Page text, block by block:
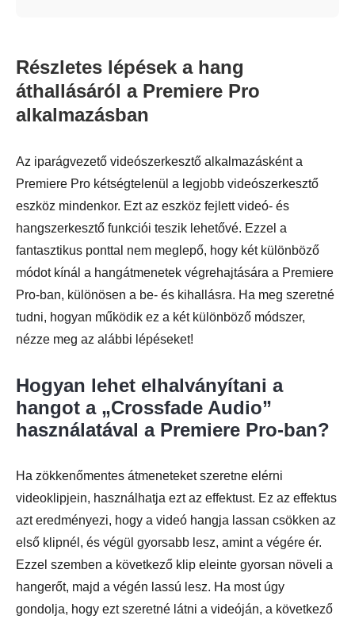
Részletes lépések a hang
áthallásáról a Premiere Pro
alkalmazásban
Az iparágvezető videószerkesztő alkalmazásként a
Premiere Pro kétségtelenül a legjobb videószerkesztő
eszköz mindenkor. Ezt az eszköz fejlett videó- és
hangszerkesztő funkciói teszik lehetővé. Ezzel a
fantasztikus ponttal nem meglepő, hogy két különböző
módot kínál a hangátmenetek végrehajtására a Premiere
Pro-ban, különösen a be- és kihallásra. Ha meg szeretné
tudni, hogyan működik ez a két különböző módszer,
nézze meg az alábbi lépéseket!
Hogyan lehet elhalványítani a
hangot a „Crossfade Audio”
használatával a Premiere Pro-ban?
Ha zökkenőmentes átmeneteket szeretne elérni
videoklipjein, használhatja ezt az effektust. Ez az effektus
azt eredményezi, hogy a videó hangja lassan csökken az
első klipnél, és végül gyorsabb lesz, amint a végére ér.
Ezzel szemben a következő klip eleinte gyorsan növeli a
hangerőt, majd a végén lassú lesz. Ha most úgy
gondolja, hogy ezt szeretné látni a videóján, a következő